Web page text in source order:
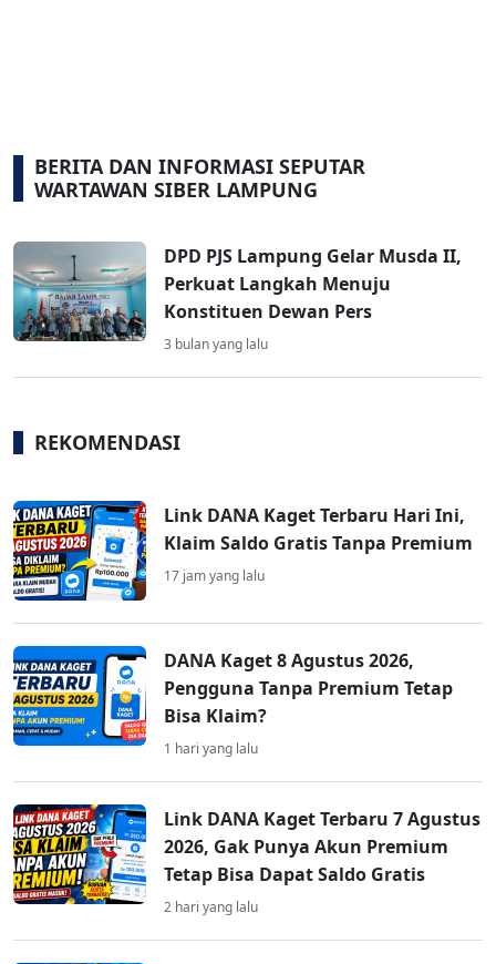
BERITA DAN INFORMASI SEPUTAR
WARTAWAN SIBER LAMPUNG
DPD PJS Lampung Gelar Musda II,
Perkuat Langkah Menuju
Konstituen Dewan Pers
3 bulan yang lalu
REKOMENDASI
Link DANA Kaget Terbaru Hari Ini,
Klaim Saldo Gratis Tanpa Premium
17 jam yang lalu
DANA Kaget 8 Agustus 2026,
Pengguna Tanpa Premium Tetap
Bisa Klaim?
1 hari yang lalu
Link DANA Kaget Terbaru 7 Agustus
2026, Gak Punya Akun Premium
Tetap Bisa Dapat Saldo Gratis
2 hari yang lalu